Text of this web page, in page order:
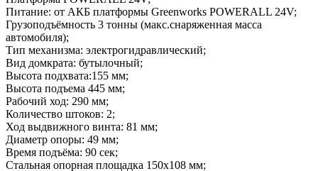
Питание: от АКБ платформы Greenworks POWERALL 24V;
Грузоподъёмность 3 тонны (макс.снаряженная масса
автомобиля);
Тип механизма: электрогидравлический;
Вид домкрата: бутылочный;
Высота подхвата:155 мм;
Высота подъема 445 мм;
Рабочий ход: 290 мм;
Количество штоков: 2;
Ход выдвижного винта: 81 мм;
Диаметр опоры: 49 мм;
Время подъёма: 90 сек;
Стальная опорная площадка 150х108 мм;